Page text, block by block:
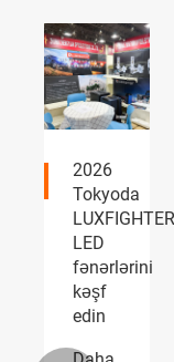
LUXFIGHTER
15
aprel
2026-
cı ildə
139-
cu